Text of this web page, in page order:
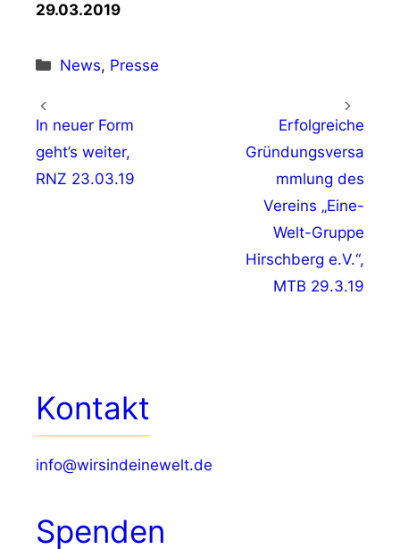
29.03.2019
Kategorien
News, Presse
In neuer Form
geht’s weiter,
RNZ 23.03.19
Erfolgreiche
Gründungsversa
mmlung des
Vereins „Eine-
Welt-Gruppe
Hirschberg e.V.“,
MTB 29.3.19
Kontakt
info@wirsindeinewelt.de
Spenden